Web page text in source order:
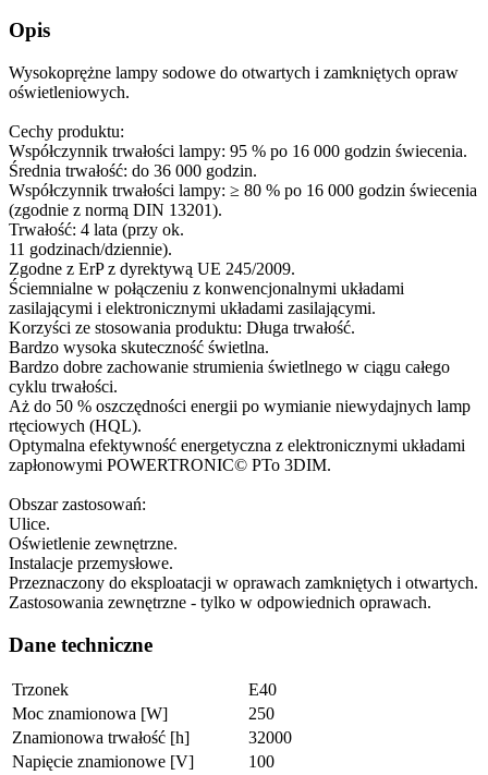
Opis
Wysokoprężne lampy sodowe do otwartych i zamkniętych opraw
oświetleniowych.
Cechy produktu:
Współczynnik trwałości lampy: 95 % po 16 000 godzin świecenia.
Średnia trwałość: do 36 000 godzin.
Współczynnik trwałości lampy: ≥ 80 % po 16 000 godzin świecenia
(zgodnie z normą DIN 13201).
Trwałość: 4 lata (przy ok.
11 godzinach/dziennie).
Zgodne z ErP z dyrektywą UE 245/2009.
Ściemnialne w połączeniu z konwencjonalnymi układami
zasilającymi i elektronicznymi układami zasilającymi.
Korzyści ze stosowania produktu: Długa trwałość.
Bardzo wysoka skuteczność świetlna.
Bardzo dobre zachowanie strumienia świetlnego w ciągu całego
cyklu trwałości.
Aż do 50 % oszczędności energii po wymianie niewydajnych lamp
rtęciowych (HQL).
Optymalna efektywność energetyczna z elektronicznymi układami
zapłonowymi POWERTRONIC© PTo 3DIM.
Obszar zastosowań:
Ulice.
Oświetlenie zewnętrzne.
Instalacje przemysłowe.
Przeznaczony do eksploatacji w oprawach zamkniętych i otwartych.
Zastosowania zewnętrzne - tylko w odpowiednich oprawach.
Dane techniczne
Trzonek
E40
Moc znamionowa [W]
250
Znamionowa trwałość [h]
32000
Napięcie znamionowe [V]
100